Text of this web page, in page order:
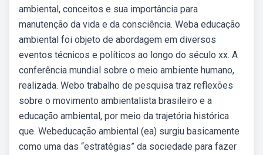
ambiental, conceitos e sua importância para
manutenção da vida e da consciência. Weba educação
ambiental foi objeto de abordagem em diversos
eventos técnicos e políticos ao longo do século xx. A
conferência mundial sobre o meio ambiente humano,
realizada. Webo trabalho de pesquisa traz reflexões
sobre o movimento ambientalista brasileiro e a
educação ambiental, por meio da trajetória histórica
que. Webeducação ambiental (ea) surgiu basicamente
como uma das “estratégias” da sociedade para fazer